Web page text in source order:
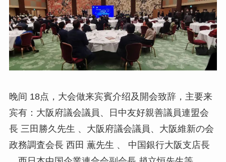
晚间 18点，大会做来宾賓介绍及開会致辞，主要来
宾有：大阪府議会議員、日中友好親善議員連盟会
長 三田勝久先生 、大阪府議会議員、大阪維新の会
政務調査会長 西田 薫先生 、 中国銀行大阪支店長